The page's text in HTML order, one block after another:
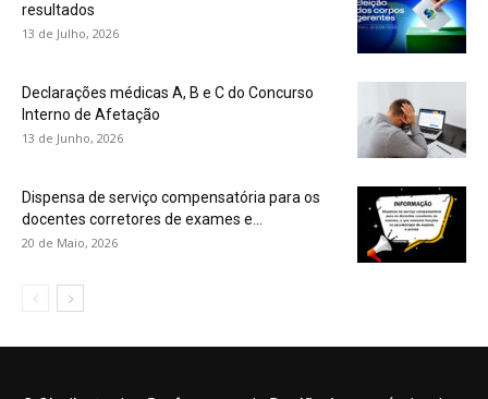
resultados
13 de Julho, 2026
Declarações médicas A, B e C do Concurso
Interno de Afetação
13 de Junho, 2026
Dispensa de serviço compensatória para os
docentes corretores de exames e...
20 de Maio, 2026